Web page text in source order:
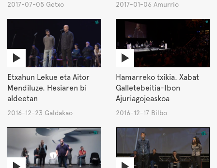
2017-07-05 Getxo 2017-01-06 Amurrio
Etxahun Lekue eta Aitor
Mendiluze. Hesiaren bi
aldeetan
2016-12-23 Galdakao
Hamarreko txikia. Xabat
Galletebeitia-Ibon
Ajuriagojeaskoa
2016-12-17 Bilbo